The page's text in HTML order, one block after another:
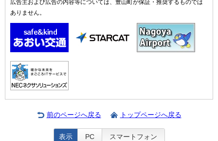
広告主および広告の内容等については、豊山町が保証・推奨するものでは
ありません。
前のページへ戻る トップページへ戻る
表示 PC スマートフォン